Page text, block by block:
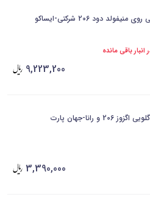
دود 206 شرکتی-ایساکو
9,223,200
و رانا-جهان پارت
3,390,000